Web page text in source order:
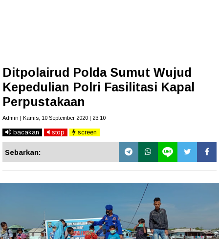
Ditpolairud Polda Sumut Wujud
Kepedulian Polri Fasilitasi Kapal
Perpustakaan
Admin | Kamis, 10 September 2020 | 23.10
bacakan stop screen
Sebarkan: